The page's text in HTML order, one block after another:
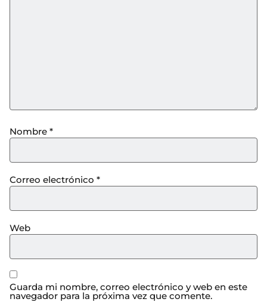
Nombre *
Correo electrónico *
Web
Guarda mi nombre, correo electrónico y web en este
navegador para la próxima vez que comente.